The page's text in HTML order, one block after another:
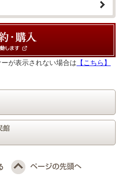
が表示されない場合は 【こちら】